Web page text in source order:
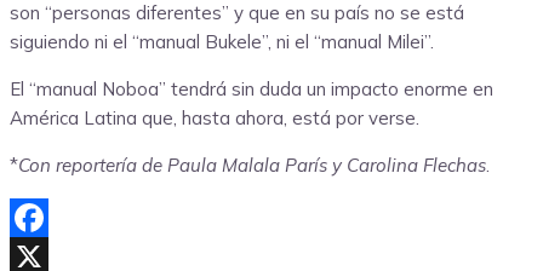
son “personas diferentes” y que en su país no se está
siguiendo ni el “manual Bukele”, ni el “manual Milei”.
El “manual Noboa” tendrá sin duda un impacto enorme en
América Latina que, hasta ahora, está por verse.
*Con reportería de Paula Malala París y Carolina Flechas.
Facebook